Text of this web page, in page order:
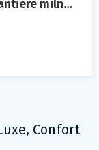
Cantiere milnautica, sicilia
Confort